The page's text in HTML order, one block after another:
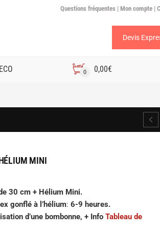
Questions fréquentes | Mon compte |
Devis
0 0,00€
MINI
30 cm + Hélium Mini.
gonflé à l’hélium: 6-9 heures.
d’une bombonne, + Info Tableau de